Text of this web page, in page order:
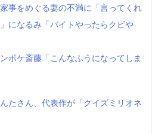
事をめぐる妻の不満に「言ってくれ
になるみ「バイトやったらクビや
ンポケ斎藤「こんなふうになってしま
んたさん、代表作が「クイズミリオネ